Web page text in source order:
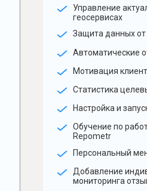
Управление
геосервисах
Защита данных
Автоматические
Мотивация
Статистика
Настройка и
Обучение по
Repometr
Персональный
Добавление
мониторинга